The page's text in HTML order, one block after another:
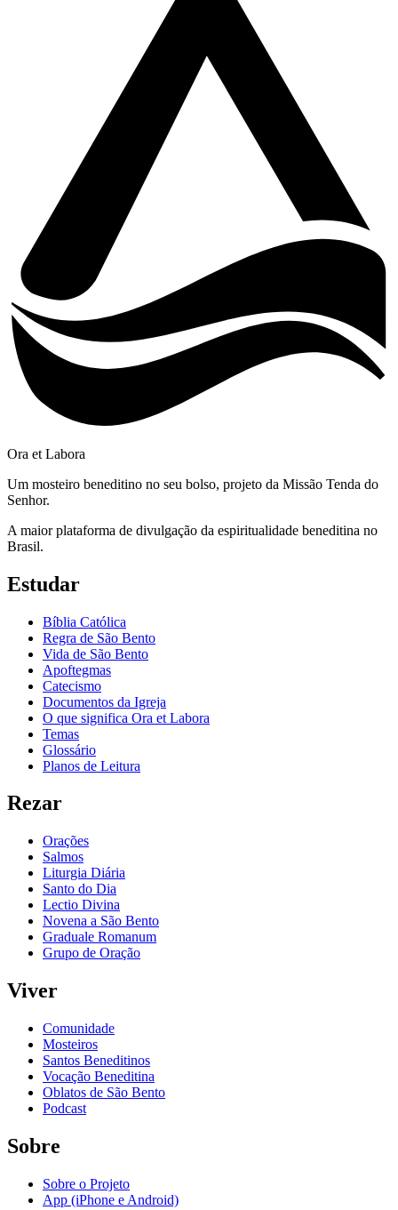
Ora et Labora
Um mosteiro beneditino no seu bolso, projeto da Missão Tenda do
Senhor.
A maior plataforma de divulgação da espiritualidade beneditina no
Brasil.
Estudar
Bíblia Católica
Regra de São Bento
Vida de São Bento
Apoftegmas
Catecismo
Documentos da Igreja
O que significa Ora et Labora
Temas
Glossário
Planos de Leitura
Rezar
Orações
Salmos
Liturgia Diária
Santo do Dia
Lectio Divina
Novena a São Bento
Graduale Romanum
Grupo de Oração
Viver
Comunidade
Mosteiros
Santos Beneditinos
Vocação Beneditina
Oblatos de São Bento
Podcast
Sobre
Sobre o Projeto
App (iPhone e Android)